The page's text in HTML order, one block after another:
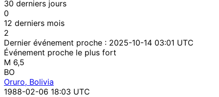
30 derniers jours
0
12 derniers mois
2
Dernier événement proche : 2025-10-14 03:01 UTC
Événement proche le plus fort
M 6,5
BO
Oruro, Bolivia
1988-02-06 18:03 UTC